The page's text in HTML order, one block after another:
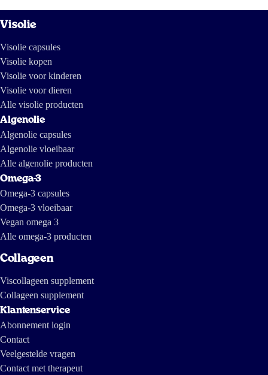
Visolie
Visolie capsules
Visolie kopen
Visolie voor kinderen
Visolie voor dieren
Alle visolie producten
Algenolie
Algenolie capsules
Algenolie vloeibaar
Alle algenolie producten
Omega-3
Omega-3 capsules
Omega-3 vloeibaar
Vegan omega 3
Alle omega-3 producten
Collageen
Viscollageen supplement
Collageen supplement
Klantenservice
Abonnement login
Contact
Veelgestelde vragen
Contact met therapeut